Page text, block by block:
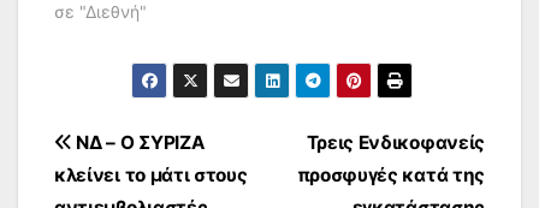
σε "Διεθνή"
Πλοήγηση
Τρεις Ενδικοφανείς
προσφυγές κατά της
ΝΔ – Ο ΣΥΡΙΖΑ
κλείνει το μάτι στους